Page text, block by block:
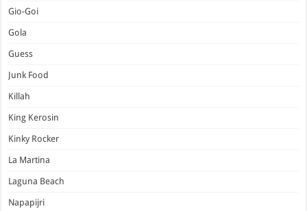
Gio-Goi
Gola
Guess
Junk Food
Killah
King Kerosin
Kinky Rocker
La Martina
Laguna Beach
Napapijri